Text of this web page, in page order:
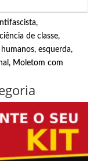
,
de classe,
,esquerda,
, Moletom com